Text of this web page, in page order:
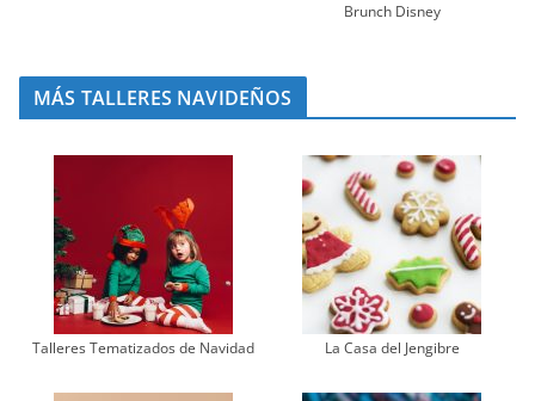
Brunch Disney
MÁS TALLERES NAVIDEÑOS
Talleres Tematizados de Navidad La Casa del Jengibre